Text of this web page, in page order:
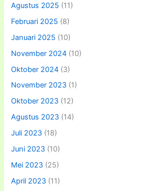
Agustus 2025 (11)
Februari 2025 (8)
Januari 2025 (10)
November 2024 (10)
Oktober 2024 (3)
November 2023 (1)
Oktober 2023 (12)
Agustus 2023 (14)
Juli 2023 (18)
Juni 2023 (10)
Mei 2023 (25)
April 2023 (11)